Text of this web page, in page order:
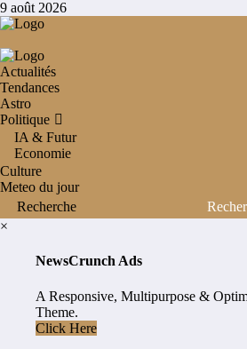
Aller
au
9 août 2026
Actualités
Tendances
Astro
Politique
IA & Futur
Economie
Culture
Meteo du jour
×
NewsCrunch Ads
A Responsive, Multipurpose &
Theme.
Click Here